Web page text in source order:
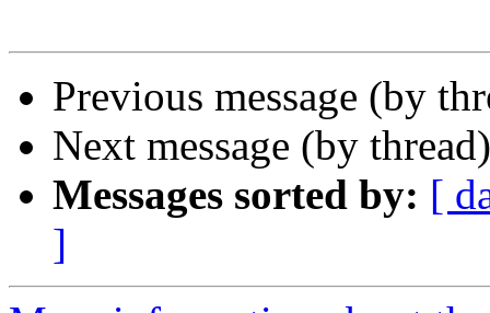
Previous message (by
Next message (by
Messages sorted by: [
]